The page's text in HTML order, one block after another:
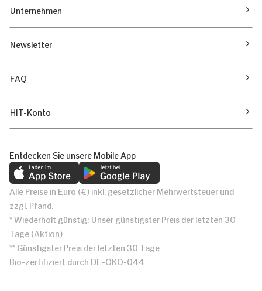
Unternehmen
Newsletter
FAQ
HIT-Konto
Entdecken Sie unsere Mobile App
Alle Preise in Euro (€) inkl. gesetzlicher Mehrwertsteuer und
zzgl. Pfand.
* Wiederholt günstig: Unser günstigster Preis der letzten 30
Tage (Aktion)
** Günstigster Preis der letzten 30 Tage
Bio-zertifiziert durch DE-ÖKO-044